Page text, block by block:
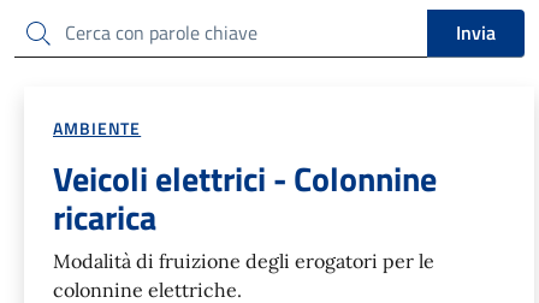
Cerca Invia
AMBIENTE
Veicoli elettrici - Colonnine
ricarica
Modalità di fruizione degli erogatori per le
colonnine elettriche.